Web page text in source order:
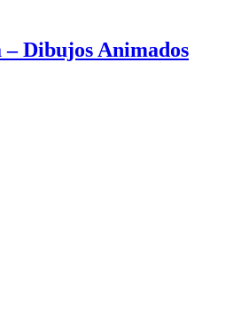
– Dibujos Animados